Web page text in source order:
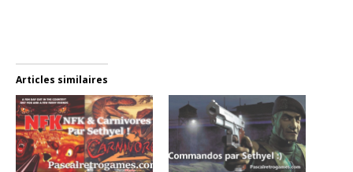
Articles similaires